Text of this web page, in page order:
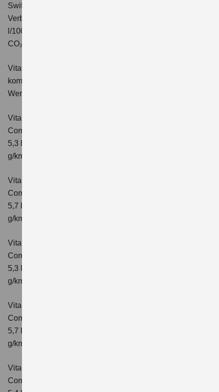
Swift 1.2 DUALJET HYBRID ALLGRIP Comfort+
Verbrauchswerte: kombinierter Energieverbrauch 4,9
l/100km; kombinierter Wert der CO₂-Emission: 110 g/km;
CO₂-Klasse: C.
Vitara 1.4 BOOSTERJET HYBRID Club
kombinierter Energieverbrauch 5,3 l/100km; kombinierter
Wert der CO₂-Emission: 119 g/km; CO₂-Klasse: D
Vitara 1.4 BOOSTERJET HYBRID
Comfort
5,3 l/100km; kombinierter Wert der CO₂-Emission: 119
g/km; CO₂-Klasse: D
Vitara 1.4 BOOSTERJET HYBRID AT
Comfort
5,7 l/100 km; kombinierter Wert der CO₂-Emission: 129
g/km; CO₂-Klasse: D
Vitara 1.4 BOOSTERJET HYBRID
Comfort+
5,3 l/100km; kombinierter Wert der CO₂-Emission: 120
g/km; CO₂-Klasse: D
Vitara 1.4 BOOSTERJET HYBRID AT
Comfort+
5,7 l/100km; kombinierter Wert der CO₂-Emission: 130
g/km; CO₂-Klasse: D
Vitara 1.4 BOOSTERJET HYBRID ALLGRIP
Comfort